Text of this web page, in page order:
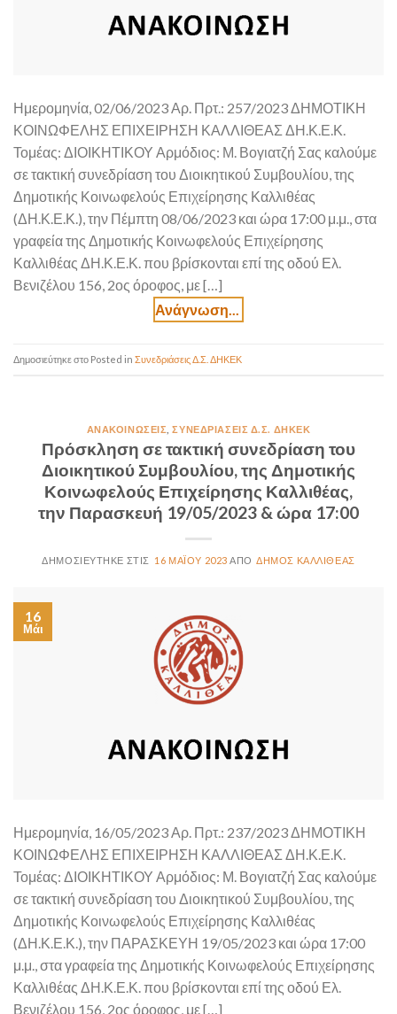
Ημερομηνία, 02/06/2023 Αρ. Πρτ.: 257/2023 ΔΗΜΟΤΙΚΗ
ΚΟΙΝΩΦΕΛΗΣ ΕΠΙΧΕΙΡΗΣΗ ΚΑΛΛΙΘΕΑΣ ΔΗ.Κ.Ε.Κ.
Τομέας: ΔΙΟΙΚΗΤΙΚΟΥ Αρμόδιος: Μ. Βογιατζή Σας καλούμε
σε τακτική συνεδρίαση του Διοικητικού Συμβουλίου, της
Δημοτικής Κοινωφελούς Επιχείρησης Καλλιθέας
(ΔΗ.Κ.Ε.Κ.), την Πέμπτη 08/06/2023 και ώρα 17:00 μ.μ., στα
γραφεία της Δημοτικής Κοινωφελούς Επιχείρησης
Καλλιθέας ΔΗ.Κ.Ε.Κ. που βρίσκονται επί της οδού Ελ.
Βενιζέλου 156, 2ος όροφος, με […]
Posted in Συνεδριάσεις Δ.Σ. ΔΗΚΕΚ
ΑΝΑΚΟΙΝΏΣΕΙΣ ,ΣΥΝΕΔΡΙΆΣΕΙΣ Δ.Σ. ΔΗΚΕΚ
Πρόσκληση σε τακτική συνεδρίαση του
Διοικητικού Συμβουλίου, της Δημοτικής
Κοινωφελούς Επιχείρησης Καλλιθέας,
την Παρασκευή 19/05/2023 & ώρα 17:00
16 ΜΑΪ́ΟΥ 2023 ΔΉΜΟΣ ΚΑΛΛΙΘΈΑΣ
16
Μάι
Ημερομηνία, 16/05/2023 Αρ. Πρτ.: 237/2023 ΔΗΜΟΤΙΚΗ
ΚΟΙΝΩΦΕΛΗΣ ΕΠΙΧΕΙΡΗΣΗ ΚΑΛΛΙΘΕΑΣ ΔΗ.Κ.Ε.Κ.
Τομέας: ΔΙΟΙΚΗΤΙΚΟΥ Αρμόδιος: Μ. Βογιατζή Σας καλούμε
σε τακτική συνεδρίαση του Διοικητικού Συμβουλίου, της
Δημοτικής Κοινωφελούς Επιχείρησης Καλλιθέας
(ΔΗ.Κ.Ε.Κ.), την ΠΑΡΑΣΚΕΥΗ 19/05/2023 και ώρα 17:00
μ.μ., στα γραφεία της Δημοτικής Κοινωφελούς Επιχείρησης
Καλλιθέας ΔΗ.Κ.Ε.Κ. που βρίσκονται επί της οδού Ελ.
Βενιζέλου 156, 2ος όροφος, με […]